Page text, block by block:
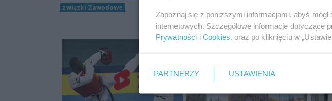
związki Zawodowe
Zapoznaj się z poniższymi informacjami, abyś
internetowych. Szczegółowe informacje dotyczące
Prywatności i Cookies. oraz po kliknięciu w
PARTNERZY USTAWIENIA